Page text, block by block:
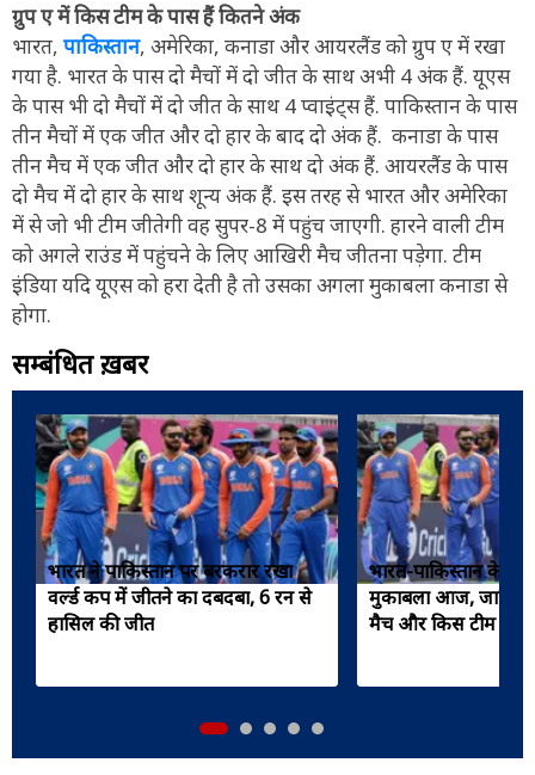
ग्रुप ए में किस टीम के पास हैं कितने अंक
भारत, पाकिस्तान, अमेरिका, कनाडा और आयरलैंड को ग्रुप ए में रखा
गया है. भारत के पास दो मैचों में दो जीत के साथ अभी 4 अंक हैं. यूएस
के पास भी दो मैचों में दो जीत के साथ 4 प्वाइंट्स हैं. पाकिस्तान के पास
तीन मैचों में एक जीत और दो हार के बाद दो अंक हैं. कनाडा के पास
तीन मैच में एक जीत और दो हार के साथ दो अंक हैं. आयरलैंड के पास
दो मैच में दो हार के साथ शून्य अंक हैं. इस तरह से भारत और अमेरिका
में से जो भी टीम जीतेगी वह सुपर-8 में पहुंच जाएगी. हारने वाली टीम
को अगले राउंड में पहुंचने के लिए आखिरी मैच जीतना पड़ेगा. टीम
इंडिया यदि यूएस को हरा देती है तो उसका अगला मुकाबला कनाडा से
होगा.
सम्बंधित ख़बरें
भारत ने पाकिस्तान पर बरकरार रखा
वर्ल्ड कप में जीतने का दबदबा, 6 रन से
हासिल की जीत
भारत-पाकिस्तान के
मुकाबला आज, जानिए
मैच और किस टीम का